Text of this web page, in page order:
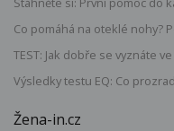
Co pomáhá na oteklé nohy?
TEST: Jak dobře se vyznáte
Výsledky testu EQ: Co
Žena-in.cz